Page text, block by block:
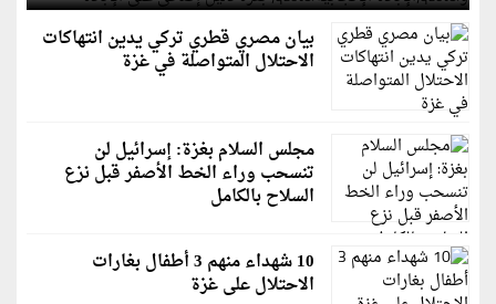
بيان مصري قطري تركي يدين انتهاكات
الاحتلال المتواصلة في غزة
مجلس السلام بغزة: إسرائيل لن
تنسحب وراء الخط الأصفر قبل نزع
السلاح بالكامل
10 شهداء منهم 3 أطفال بغارات
الاحتلال على غزة